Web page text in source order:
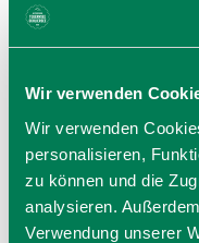
Wir verwenden
Wir verwenden
personalisieren,
zu können und die
analysieren.
Verwendung unserer
Öffnungszeiten
14:00 -
08:00 - 12:00
Mi
08:00 -
Do
08:00 -